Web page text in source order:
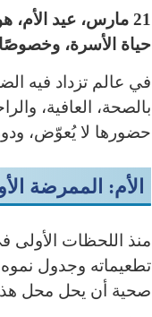
21 مارس، عيد
حياة الأسرة،
في عالم تزداد فيه
بالصحة، العافية،
حضورها لا يُعوّض،
الأم: الممرضة
منذ اللحظات الأولى
تطعيماته وجدول
صحية أن يحل محل